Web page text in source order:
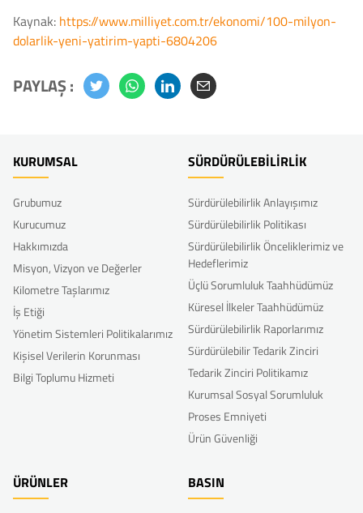
Kaynak: https://www.milliyet.com.tr/ekonomi/100-milyon-
dolarlik-yeni-yatirim-yapti-6804206
PAYLAŞ :
KURUMSAL
Grubumuz
Kurucumuz
Hakkımızda
Misyon, Vizyon ve Değerler
Kilometre Taşlarımız
İş Etiği
Yönetim Sistemleri Politikalarımız
Kişisel Verilerin Korunması
Bilgi Toplumu Hizmeti
SÜRDÜRÜLEBİLİRLİK
Sürdürülebilirlik Anlayışımız
Sürdürülebilirlik Politikası
Sürdürülebilirlik Önceliklerimiz ve
Hedeflerimiz
Üçlü Sorumluluk Taahhüdümüz
Küresel İlkeler Taahhüdümüz
Sürdürülebilirlik Raporlarımız
Sürdürülebilir Tedarik Zinciri
Tedarik Zinciri Politikamız
Kurumsal Sosyal Sorumluluk
Proses Emniyeti
Ürün Güvenliği
ÜRÜNLER BASIN